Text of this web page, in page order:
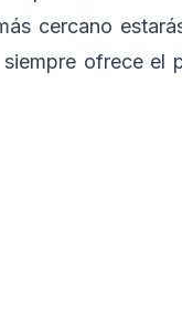
cercano
siempre ofrece el